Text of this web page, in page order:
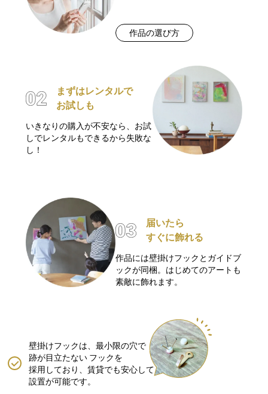
作品の選び方
まずはレンタルで
お試しも
いきなりの購入が不安なら、お試
しでレンタルもできるから失敗な
し！
届いたら
すぐに飾れる
作品には壁掛けフックとガイドブ
ックが同梱。はじめてのアートも
素敵に飾れます。
壁掛けフックは、最小限の穴で
跡が目立たない フックを
採用しており、賃貸でも安心して
設置が可能です。